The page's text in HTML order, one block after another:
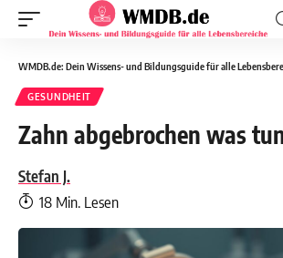
WMDB.de: Dein Wissens- und Bildungsguide für alle
GESUNDHEIT
Zahn abgebrochen was
Stefan J.
18 Min. Lesen